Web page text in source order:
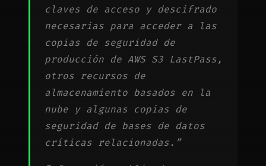
claves de acceso y descifrado
necesarias para acceder a las
copias de seguridad de
producción de AWS S3 LastPass,
otros recursos de
almacenamiento basados ​​en la
nube y algunas copias de
seguridad de bases de datos
críticas relacionadas.”